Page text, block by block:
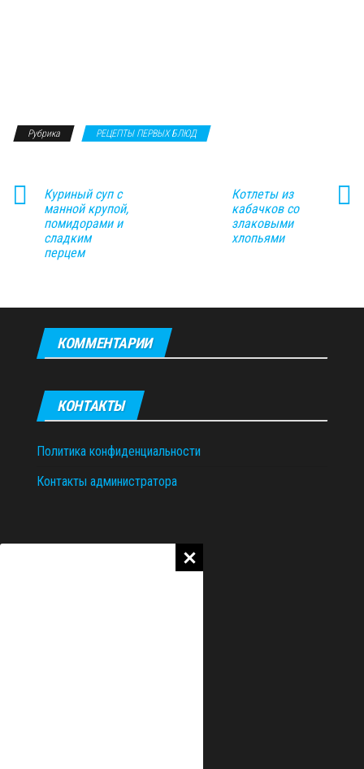
Рубрика РЕЦЕПТЫ ПЕРВЫХ БЛЮД
Куриный суп с
манной крупой,
помидорами и
сладким
перцем
Котлеты из
кабачков со
злаковыми
хлопьями
КОММЕНТАРИИ
КОНТАКТЫ
Политика конфиденциальности
Контакты администратора